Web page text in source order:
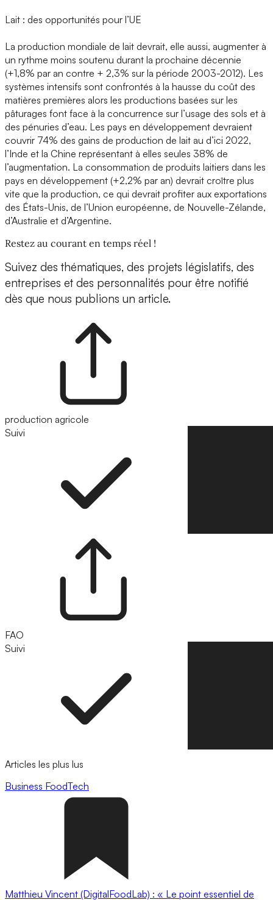
Lait : des opportunités pour l’UE
La production mondiale de lait devrait, elle aussi, augmenter à
un rythme moins soutenu durant la prochaine décennie
(+1,8% par an contre + 2,3% sur la période 2003-2012). Les
systèmes intensifs sont confrontés à la hausse du coût des
matières premières alors les productions basées sur les
pâturages font face à la concurrence sur l’usage des sols et à
des pénuries d’eau. Les pays en développement devraient
couvrir 74% des gains de production de lait au d’ici 2022,
l’Inde et la Chine représentant à elles seules 38% de
l’augmentation. La consommation de produits laitiers dans les
pays en développement (+2,2% par an) devrait croître plus
vite que la production, ce qui devrait profiter aux exportations
des États-Unis, de l’Union européenne, de Nouvelle-Zélande,
d’Australie et d’Argentine.
Restez au courant en temps réel !
Suivez des thématiques, des projets législatifs, des
entreprises et des personnalités pour être notifié
dès que nous publions un article.
production agricole
Suivi
FAO
Suivi
Articles les plus lus
Business FoodTech
Matthieu Vincent (DigitalFoodLab) : « Le point essentiel de